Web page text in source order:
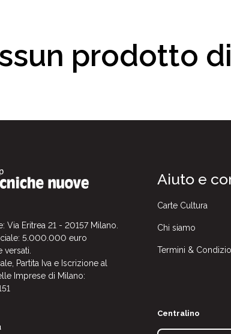
prodotto
Via Eritrea 21 - 20157 Milano.
5.000.000 euro
versati.
Partita Iva e Iscrizione al
Imprese di Milano:
Aiuto e
Carte Cultura
Chi siamo
Termini &
Centralino